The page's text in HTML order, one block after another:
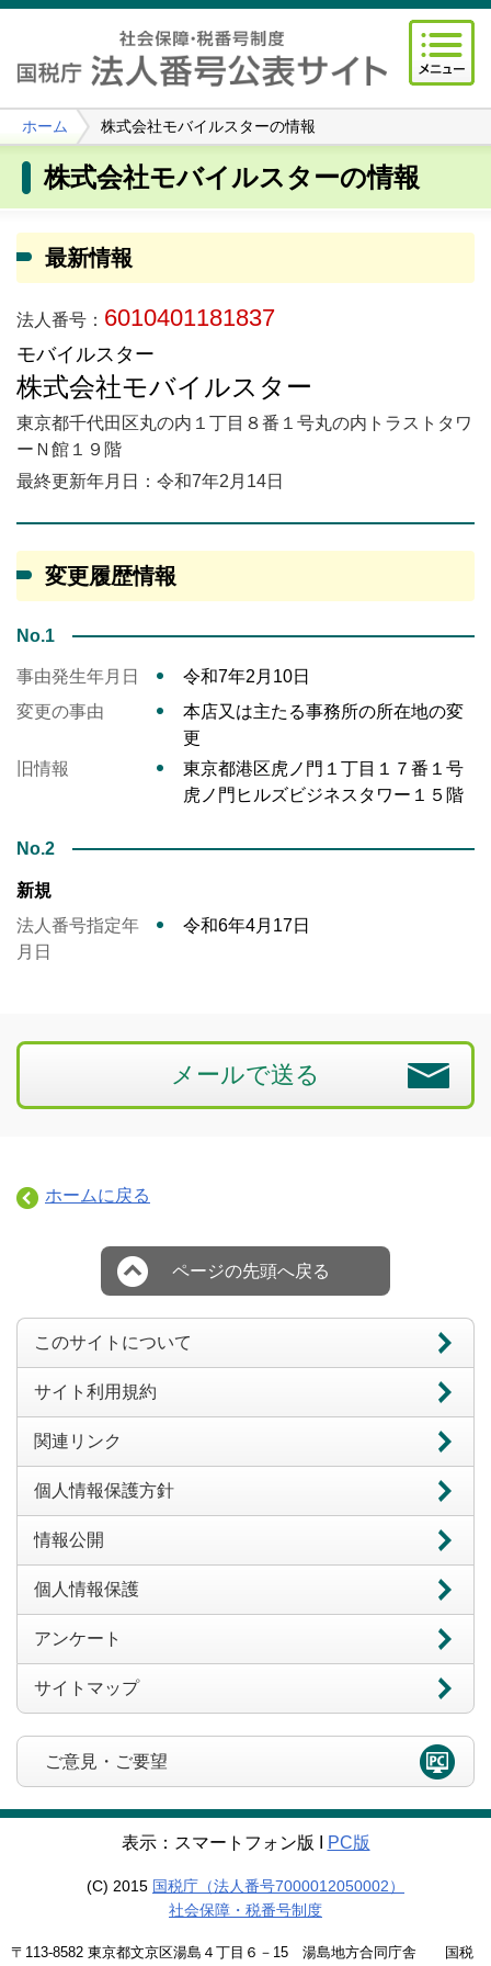
ホーム 株式会社モバイルスターの情報
株式会社モバイルスターの情報
最新情報
法人番号： 6010401181837
モバイルスター
株式会社モバイルスター
東京都千代田区丸の内１丁目８番１号丸の内トラストタワ
ーＮ館１９階
最終更新年月日：令和7年2月14日
変更履歴情報
No.1
事由発生年月日
令和7年2月10日
変更の事由
本店又は主たる事務所の所在地の変
更
旧情報
東京都港区虎ノ門１丁目１７番１号
虎ノ門ヒルズビジネスタワー１５階
No.2
新規
法人番号指定年
月日
令和6年4月17日
メールで送る
ホームに戻る
ページの先頭へ戻る
このサイトについて
サイト利用規約
関連リンク
個人情報保護方針
情報公開
個人情報保護
アンケート
サイトマップ
ご意見・ご要望
表示：スマートフォン版 Ι PC版
(C) 2015 国税庁（法人番号7000012050002）
社会保障・税番号制度
〒113-8582 東京都文京区湯島４丁目６－15 湯島地方合同庁舎 国税